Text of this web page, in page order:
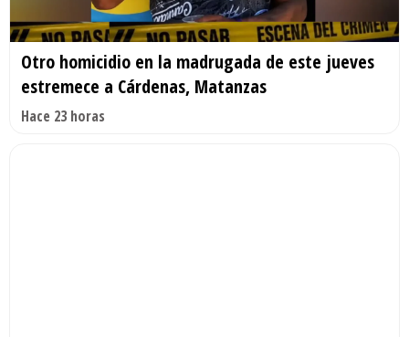
Otro homicidio en la madrugada de este jueves
estremece a Cárdenas, Matanzas
Hace 23 horas